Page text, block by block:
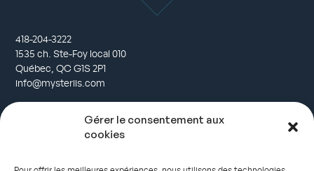
Gérer le consentement aux
cookies
418-204-3222
1535 ch. Ste-Foy local 010
Québec, QC G1S 2P1
info@mysteriis.com
Questions, réservations et offres